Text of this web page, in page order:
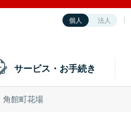
個人 法人
サービス・お手続き
角館町花場